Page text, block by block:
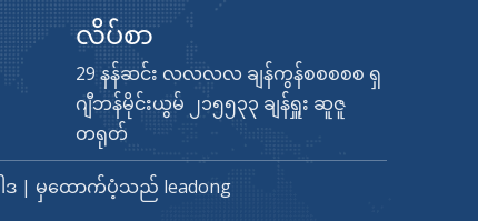
လိပ်စာ
29 နန်ဆင်း လလလလ ချန်ကွန်စစစစစ ရှ
ဂျီဘန်မိုင်းယွမ် ၂၁၅၅၃၃ ချန်ရှူး ဆူဇူ
တရုတ်
| မှထောက်ပံ့သည် leadong